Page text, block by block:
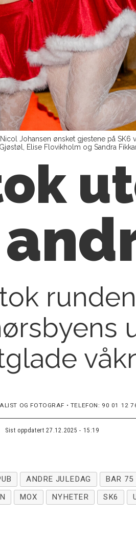
Nicol Johansen ønsket gjestene på
Elise Flovikholm og Sandra
OG FOTOGRAF • TELEFON: 90 01 12
Sist oppdatert 27.12.2025 - 15:19
ANDRE JULEDAG BAR 75
MOX NYHETER SK6